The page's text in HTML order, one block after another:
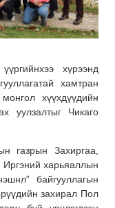
хүрээнд
хамтран
хүүхдүүдийн
уулзалтыг Чикаго
газрын Захиргаа,
Иргэний харьяаллын
байгууллагын
захирал Пол